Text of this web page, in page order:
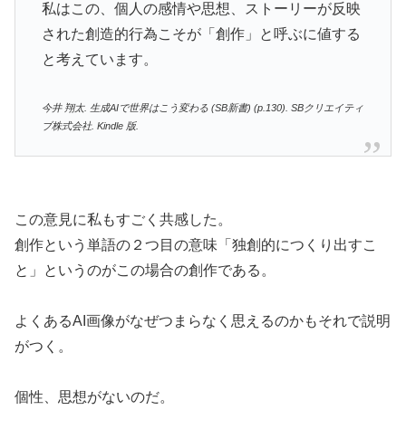
私はこの、個人の感情や思想、ストーリーが反映
された創造的行為こそが「創作」と呼ぶに値する
と考えています。
今井 翔太. 生成AIで世界はこう変わる (SB新書) (p.130). SBクリエイティ
ブ株式会社. Kindle 版.
この意見に私もすごく共感した。
創作という単語の２つ目の意味「独創的につくり出すこ
と」というのがこの場合の創作である。
よくあるAI画像がなぜつまらなく思えるのかもそれで説明
がつく。
個性、思想がないのだ。